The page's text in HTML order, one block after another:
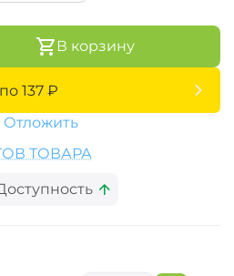
В корзину
137 ₽
Отложить
ТОВАРА